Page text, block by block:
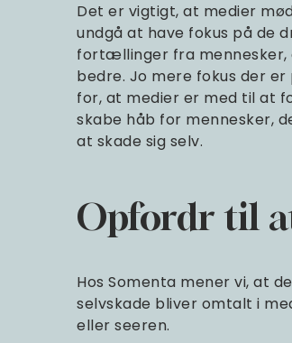
Det er vigtigt, at medier
undgå at have fokus på de
fortællinger fra mennesker,
bedre. Jo mere fokus der
for, at medier er med til at
skabe håb for mennesker,
at skade sig selv.
Opfordr til
Hos Somenta mener vi, at
selvskade bliver omtalt i
eller seeren.